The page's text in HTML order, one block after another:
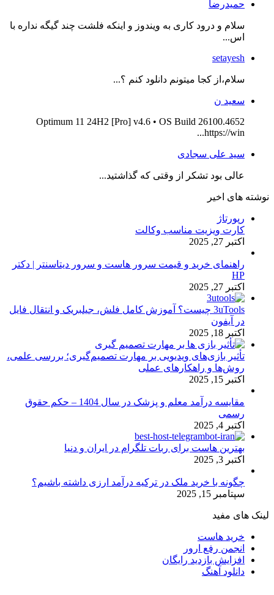
حمیدرضا
سلام و درود کاری به ویندوز و اینکه فلشت چند گیگه نداره با
اس...
setayesh
سلام،از کجا میتونم دانلود کنم ؟...
سعید ن
Optimum 11 24H2 [Pro] v4.6 • OS Build 26100.4652
https://win...
سید علی سجادی
عالی بود تشکر از وقتی که گذاشتید...
نوشته های اخیر
رپورتاژ
کارت ویزیت مناسب وکالت
اکتبر 27, 2025
راهنمای خرید و قیمت سرور هاست و سرور دیتاسنتر | دکتر
HP
اکتبر 27, 2025
3uTools چیست؟ آموزش کامل فلش، جیلبریک و انتقال فایل
در آیفون
اکتبر 18, 2025
تأثیر بازی‌های ویدیویی بر مهارت تصمیم‌گیری؛ بررسی علمی،
روش‌ها و راهکارهای عملی
اکتبر 15, 2025
مقایسه درآمد معلم و پزشک در سال 1404 – حکم حقوق
رسمی
اکتبر 4, 2025
بهترین هاست برای ربات تلگرام در ایران و دنیا
اکتبر 3, 2025
چگونه با خرید ملک در ترکیه درآمد ارزی داشته باشیم؟
سپتامبر 15, 2025
لینک های مفید
خرید هاست
انجمن رفع ارور
افزایش بازدید رایگان
دانلود آهنگ